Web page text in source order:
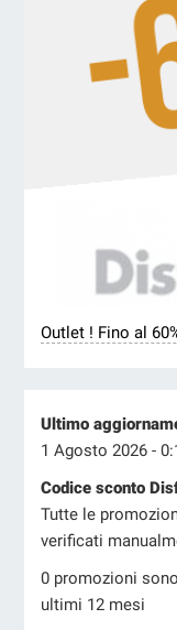
Outlet ! Fino al
Ultimo
1 Agosto 2026 -
Codice sconto
Tutte le
verificati
0 promozioni
ultimi 12 mesi